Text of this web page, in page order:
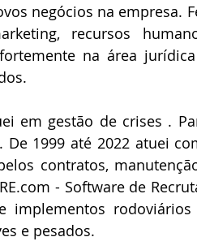
negócios na empresa.
recursos
na área
em gestão de crises .
1999 até 2022 atuei
contratos,
- Software de
implementos rodoviários
e pesados.